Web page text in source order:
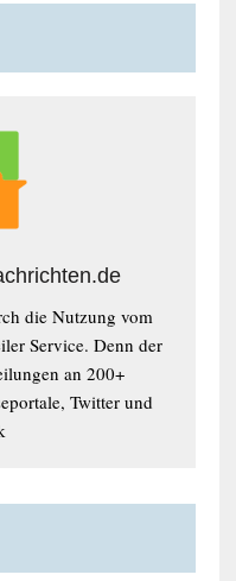
die Nutzung vom
Service. Denn der
an 200+
Twitter und